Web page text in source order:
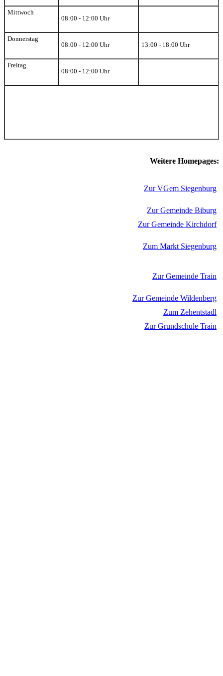
Mittwoch
08:00 - 12:00 Uhr
Donnerstag
08:00 - 12:00 Uhr
13:00 - 18:00 Uhr
Freitag
08:00 - 12:00 Uhr
Weitere Homepages:
Zur VGem Siegenburg
Zur Gemeinde Biburg
Zur Gemeinde Kirchdorf
Zum Markt Siegenburg
Zur Gemeinde Train
Zur Gemeinde Wildenberg
Zum Zehentstadl
Zur Grundschule Train